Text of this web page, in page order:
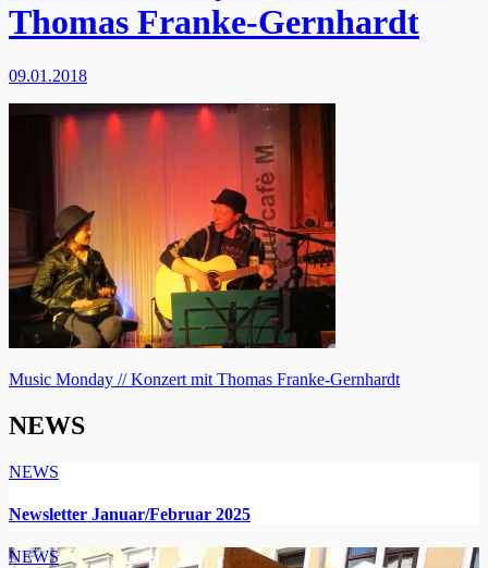
Thomas Franke-Gernhardt
09.01.2018
Beitragsnavigation
Music Monday // Konzert mit Thomas Franke-Gernhardt
NEWS
NEWS
Newsletter Januar/Februar 2025
NEWS